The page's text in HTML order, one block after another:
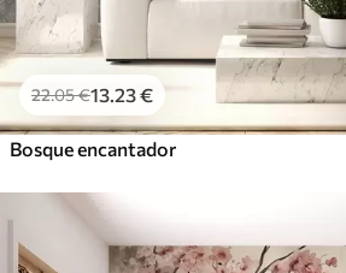
22.05€13 .23€
Bosque encantador